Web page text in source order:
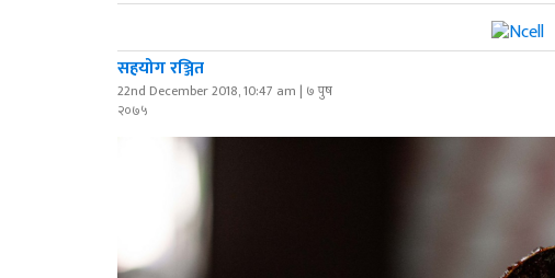
सहयोग रञ्जित
22nd December 2018, 10:47 am | ७ पुष
२०७५